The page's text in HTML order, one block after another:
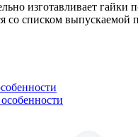
изготавливает
со списком